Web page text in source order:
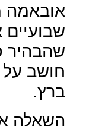
אובאמה
שבועיים
שהבהיר
חושב על
ברץ.
השאלה